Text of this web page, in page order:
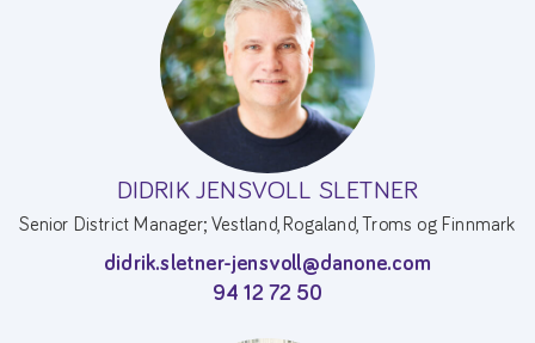
DIDRIK JENSVOLL SLETNER
Senior District Manager; Vestland, Rogaland, Troms og Finnmark
didrik.sletner-jensvoll@danone.com
94 12 72 50